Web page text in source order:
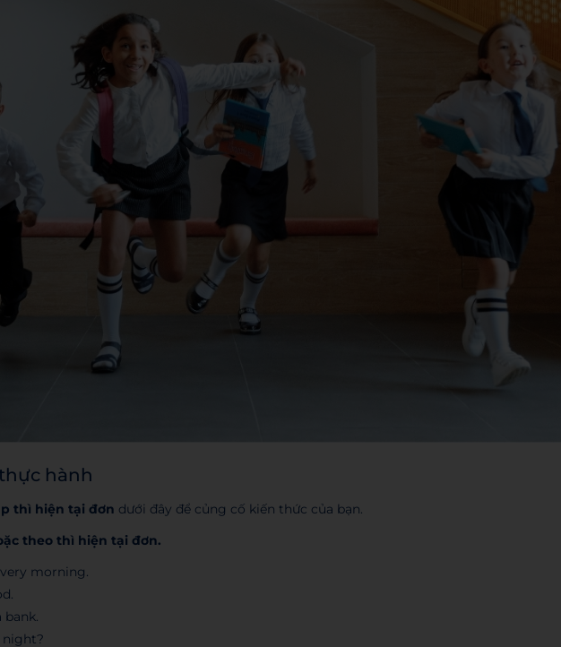
hành
thì hiện tại đơn dưới đây để củng cố kiến thức của bạn.
theo thì hiện tại đơn.
morning.
bank.
night?